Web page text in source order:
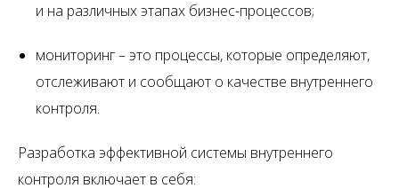
и на различных этапах бизнес-процессов;
мониторинг – это процессы, которые определяют,
отслеживают и сообщают о качестве внутреннего
контроля.
Разработка эффективной системы внутреннего
контроля включает в себя: